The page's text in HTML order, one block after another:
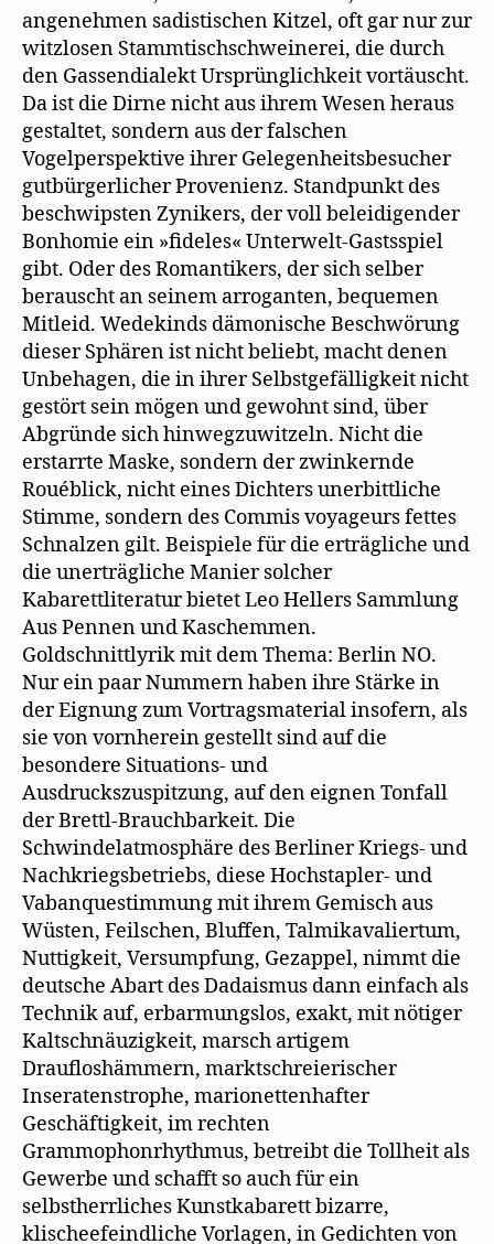
angenehmen sadistischen Kitzel, oft gar nur zur
witzlosen Stammtischschweinerei, die durch
den Gassendialekt Ursprünglichkeit vortäuscht.
Da ist die Dirne nicht aus ihrem Wesen heraus
gestaltet, sondern aus der falschen
Vogelperspektive ihrer Gelegenheitsbesucher
gutbürgerlicher Provenienz. Standpunkt des
beschwipsten Zynikers, der voll beleidigender
Bonhomie ein »fideles« Unterwelt-Gastsspiel
gibt. Oder des Romantikers, der sich selber
berauscht an seinem arroganten, bequemen
Mitleid. Wedekinds dämonische Beschwörung
dieser Sphären ist nicht beliebt, macht denen
Unbehagen, die in ihrer Selbstgefälligkeit nicht
gestört sein mögen und gewohnt sind, über
Abgründe sich hinwegzuwitzeln. Nicht die
erstarrte Maske, sondern der zwinkernde
Rouéblick, nicht eines Dichters unerbittliche
Stimme, sondern des Commis voyageurs fettes
Schnalzen gilt. Beispiele für die erträgliche und
die unerträgliche Manier solcher
Kabarettliteratur bietet Leo Hellers Sammlung
Aus Pennen und Kaschemmen.
Goldschnittlyrik mit dem Thema: Berlin NO.
Nur ein paar Nummern haben ihre Stärke in
der Eignung zum Vortragsmaterial insofern, als
sie von vornherein gestellt sind auf die
besondere Situations- und
Ausdruckszuspitzung, auf den eignen Tonfall
der Brettl-Brauchbarkeit. Die
Schwindelatmosphäre des Berliner Kriegs- und
Nachkriegsbetriebs, diese Hochstapler- und
Vabanquestimmung mit ihrem Gemisch aus
Wüsten, Feilschen, Bluffen, Talmikavaliertum,
Nuttigkeit, Versumpfung, Gezappel, nimmt die
deutsche Abart des Dadaismus dann einfach als
Technik auf, erbarmungslos, exakt, mit nötiger
Kaltschnäuzigkeit, marsch artigem
Draufloshämmern, marktschreierischer
Inseratenstrophe, marionettenhafter
Geschäftigkeit, im rechten
Grammophonrhythmus, betreibt die Tollheit als
Gewerbe und schafft so auch für ein
selbstherrliches Kunstkabarett bizarre,
klischeefeindliche Vorlagen, in Gedichten von